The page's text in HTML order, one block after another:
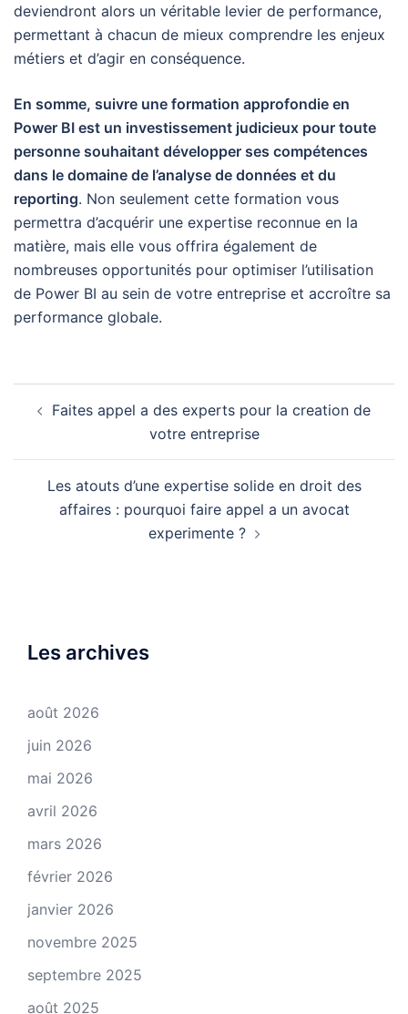
deviendront alors un véritable levier de performance,
permettant à chacun de mieux comprendre les enjeux
métiers et d’agir en conséquence.
En somme, suivre une formation approfondie en
Power BI est un investissement judicieux pour toute
personne souhaitant développer ses compétences
dans le domaine de l’analyse de données et du
reporting. Non seulement cette formation vous
permettra d’acquérir une expertise reconnue en la
matière, mais elle vous offrira également de
nombreuses opportunités pour optimiser l’utilisation
de Power BI au sein de votre entreprise et accroître sa
performance globale.
d’article
Faites appel a des experts pour la creation de
votre entreprise
Les atouts d’une expertise solide en droit des
affaires : pourquoi faire appel a un avocat
experimente ?
Les archives
août 2026
juin 2026
mai 2026
avril 2026
mars 2026
février 2026
janvier 2026
novembre 2025
septembre 2025
août 2025